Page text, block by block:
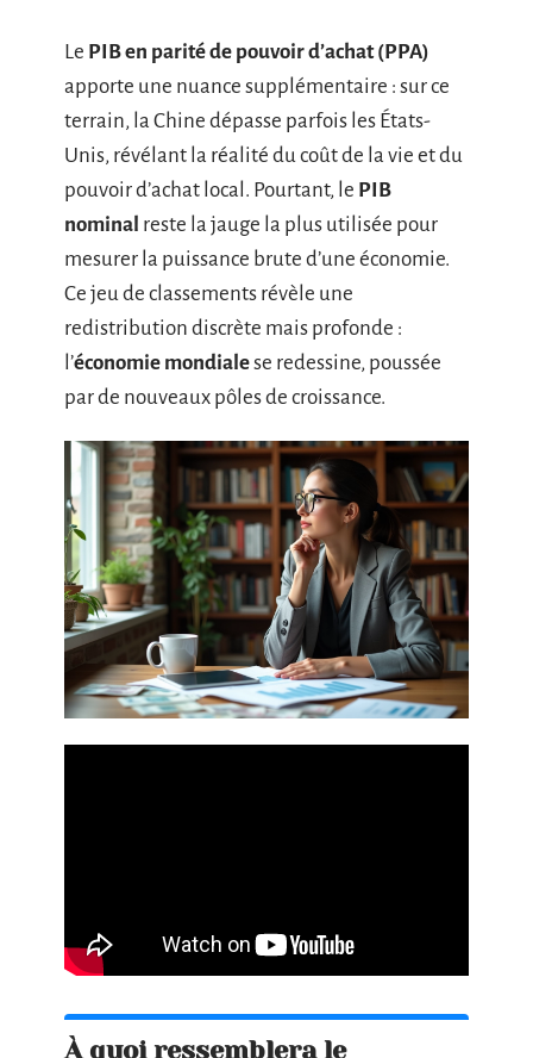
Le PIB en parité de pouvoir d’achat (PPA)
apporte une nuance supplémentaire : sur ce
terrain, la Chine dépasse parfois les États-
Unis, révélant la réalité du coût de la vie et du
pouvoir d’achat local. Pourtant, le PIB
nominal reste la jauge la plus utilisée pour
mesurer la puissance brute d’une économie.
Ce jeu de classements révèle une
redistribution discrète mais profonde :
l’économie mondialese redessine, poussée
par de nouveaux pôles de croissance.
À quoi ressemblera le